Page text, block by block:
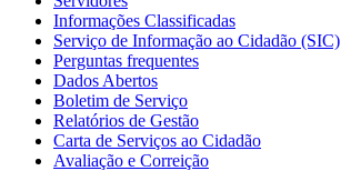
Informações Classificadas
Serviço de Informação ao Cidadão (SIC)
Perguntas frequentes
Dados Abertos
Boletim de Serviço
Relatórios de Gestão
Carta de Serviços ao Cidadão
Avaliação e Correição